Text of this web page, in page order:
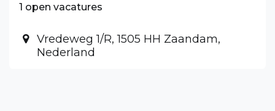
1 open vacatures
Vredeweg 1/R, 1505 HH Zaandam,
Nederland